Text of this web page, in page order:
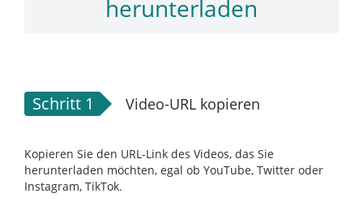
herunterladen
Schritt 1 Video-URL kopieren
Kopieren Sie den URL-Link des Videos, das Sie
herunterladen möchten, egal ob YouTube, Twitter oder
Instagram, TikTok.